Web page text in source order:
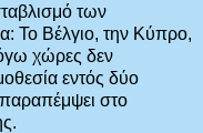
των
Το Βέλγιο, την Κύπρο,
χώρες δεν
εντός δύο
στο